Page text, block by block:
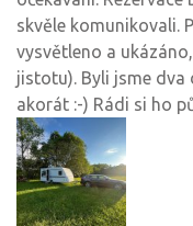
skvěle komunikovali.
vysvětleno a
jistotu). Byli jsme
akorát :-) Rádi si ho